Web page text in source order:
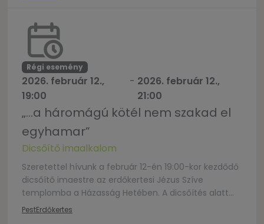
szeretettel […]
Régi esemény
2026. február 12.,
19:00
- 2026. február 12.,
21:00
„…a háromágú kötél nem szakad el
egyhamar”
Dicsőítő imaalkalom
Szeretettel hívunk a február 12-én 19:00-kor kezdődő
dicsőítő imaestre az erdőkertesi Jézus Szíve
templomba a Házasság Hetében. A dicsőítés alatt
közbenjáró imaszolgálat lesz. A kapcsolatainkért
PestErdőkertes